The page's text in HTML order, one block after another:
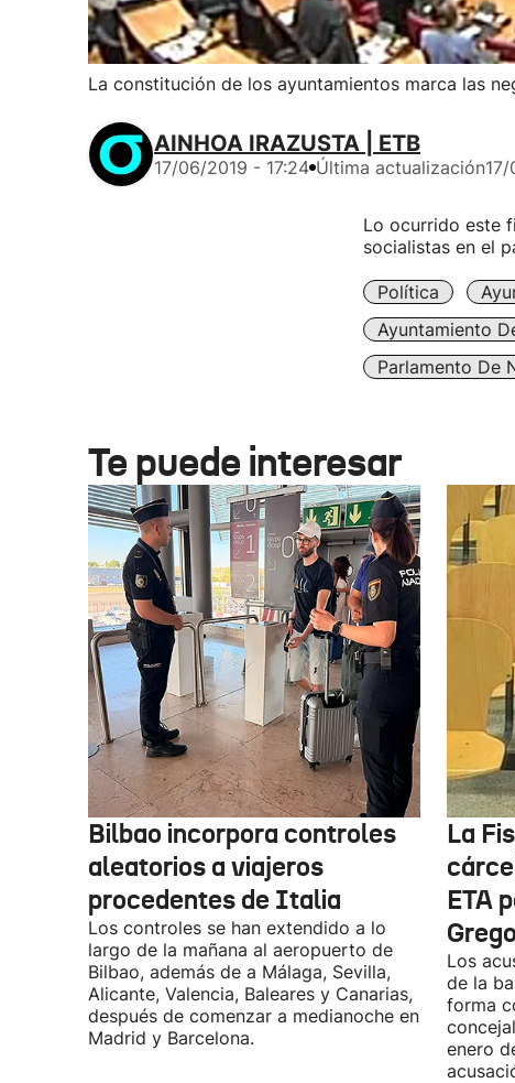
La constitución de los ayuntamientos marca las
AINHOA IRAZUSTA | ETB
17/06/2019 - 17:24 Última actualización
Lo ocurrido este
socialistas en el
Política
Ayuntamiento
Parlamento De
Te puede interesar
Bilbao incorpora controles
aleatorios a viajeros
procedentes de Italia
Los controles se han extendido a lo
largo de la mañana al aeropuerto de
Bilbao, además de a Málaga, Sevilla,
Alicante, Valencia, Baleares y Canarias,
después de comenzar a medianoche en
Madrid y Barcelona.
La
ETA
Los
de la
forma
enero